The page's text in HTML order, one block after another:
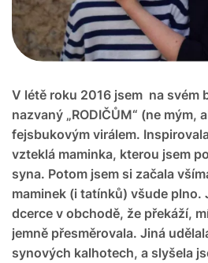
V létě roku 2016 jsem na svém
nazvaný „RODIČŮM“ (ne mým,
fejsbukovým virálem.
vzteklá maminka, kterou jsem
syna. Potom jsem si začala
maminek (i tatínků) všude plno.
dcerce v obchodě, že překáží,
jemně přesměrovala. Jiná
synových kalhotech, a slyšela